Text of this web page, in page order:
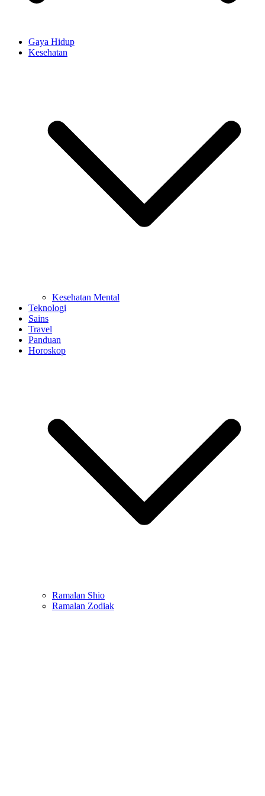
Gaya Hidup
Kesehatan
Kesehatan Mental
Teknologi
Sains
Travel
Panduan
Horoskop
Ramalan Shio
Ramalan Zodiak